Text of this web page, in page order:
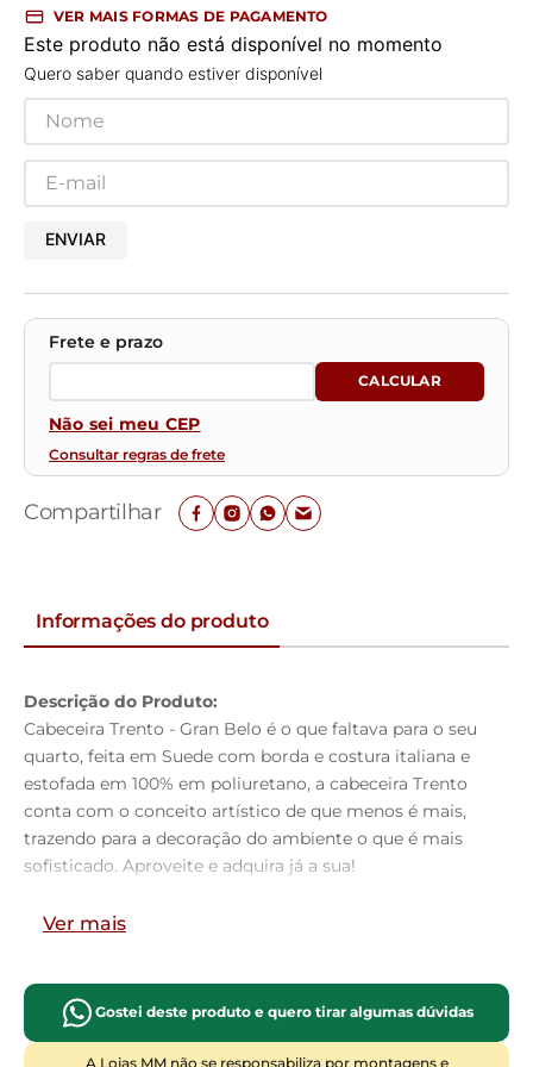
VER MAIS FORMAS DE PAGAMENTO
Este produto não está disponível no momento
Quero saber quando estiver disponível
ENVIAR
Não sei meu CEP
Consultar regras de frete
Compartilhar
Informações do produto
Descrição do Produto:
Cabeceira Trento - Gran Belo é o que faltava para o seu
quarto, feita em Suede com borda e costura italiana e
estofada em 100% em poliuretano, a cabeceira Trento
conta com o conceito artístico de que menos é mais,
trazendo para a decoração do ambiente o que é mais
sofisticado. Aproveite e adquira já a sua!
Altura:125cm
Profundidade:
Características do Produto:
Ver mais
Gostei deste produto e quero tirar algumas dúvidas
A Lojas MM não se responsabiliza por montagens e